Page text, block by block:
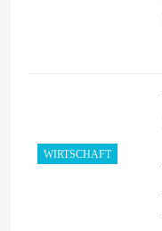
WIRTSCHAFT